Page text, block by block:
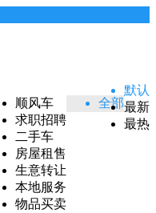
顺风车
求职招聘
二手车
房屋租售
生意转让
本地服务
物品买卖
全部
默认
最新
最热